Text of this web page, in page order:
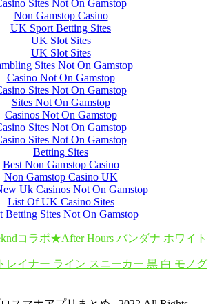
Sites Not On Gamstop
Non Gamstop Casino
UK Sport Betting Sites
UK Slot Sites
UK Slot Sites
Sites Not On Gamstop
Casino Not On Gamstop
Sites Not On Gamstop
Sites Not On Gamstop
Casinos Not On Gamstop
Sites Not On Gamstop
Sites Not On Gamstop
Betting Sites
Best Non Gamstop Casino
Non Gamstop Casino UK
Uk Casinos Not On Gamstop
List Of UK Casino Sites
Betting Sites Not On Gamstop
コラボ★After Hours バンダナ ホワイト
イナー ライン スニーカー 黒 白 モノグ